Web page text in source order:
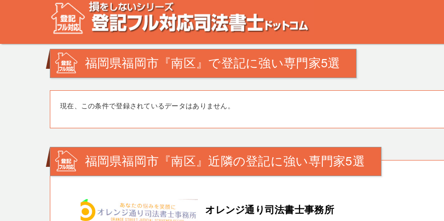
不動産登記の相談なら、登記フル対応司法書士ドットコム。田舎の空き家・空き地の対策でお悩みの方。相続登記・不動産の処分・遺産分割
みを司法書士・土地家屋調査士が解決致します！
福岡県福岡市『南区』で登記に強い専門家5選
現在、この条件で登録されているデータはありません。
福岡県福岡市『南区』近隣の登記に強い専門家5選
オレンジ通り司法書士事務所